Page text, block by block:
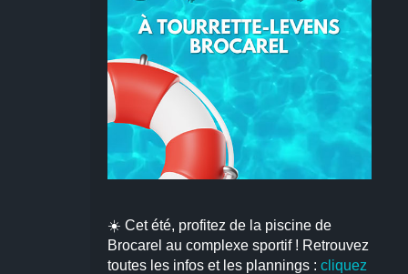
☀️ Cet été, profitez de la piscine de
Brocarel au complexe sportif ! Retrouvez
toutes les infos et les plannings : cliquez